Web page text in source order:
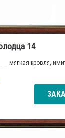
14
мягкая кровля,